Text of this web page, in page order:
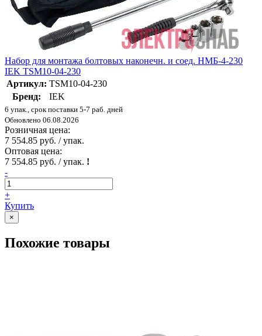
Набор для монтажа болтовых наконечн. и соед. НМБ-4-230
IEK TSM10-04-230
Артикул: TSM10-04-230
Бренд:
IEK
6 упак., срок поставки 5-7 раб. дней
Обновлено 06.08.2026
Розничная цена:
7 554.85 руб. / упак.
Оптовая цена:
7 554.85 руб. / упак. !
-
+
Купить
×
Похожие товары